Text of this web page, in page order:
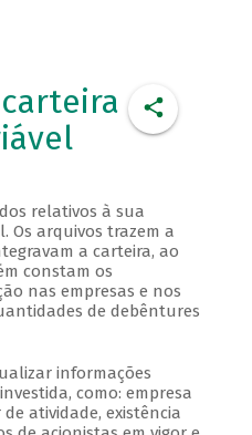
relativos à sua
Os arquivos trazem a
a carteira, ao
constam os
nas empresas e nos
de debêntures
informações
como: empresa
atividade, existência